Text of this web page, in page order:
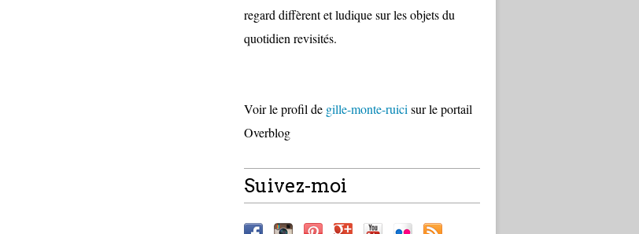
regard diffèrent et ludique sur les objets du
quotidien revisités.
Voir le profil de gille-monte-ruici sur le portail
Overblog
Suivez-moi